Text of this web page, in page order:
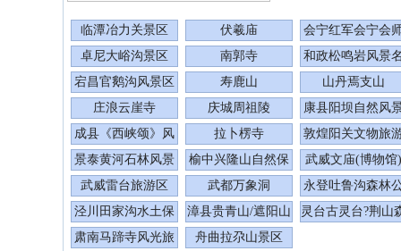
临潭冶力关景区 伏羲庙
会宁红军会宁会
旧址
卓尼大峪沟景区 南郭寺
和政松鸣岩风景
胜区
宕昌官鹅沟风景区 寿鹿山
山丹焉支山
庄浪云崖寺
庆城周祖陵
康县阳坝自然风
区
成县《西峡颂》风
景区
拉卜楞寺
敦煌阳关文物旅
景区
景泰黄河石林风景
旅游区
榆中兴隆山自然保
护区
武威文庙(博物馆)
武威雷台旅游区
武都万象洞
永登吐鲁沟森林
园
泾川田家沟水土保
持生态风景区
漳县贵青山/遮阳山
旅游景区
灵台古灵台?荆山
肃南马蹄寺风光旅
舟曲拉尕山景区